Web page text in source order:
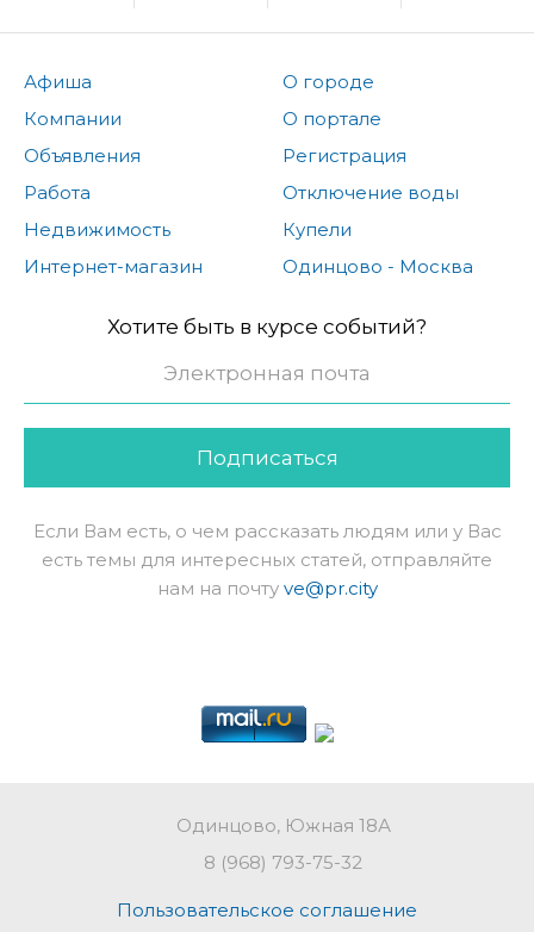
Афиша
Компании
Объявления
Работа
Недвижимость
Интернет-магазин
О городе
О портале
Регистрация
Отключение воды
Купели
Одинцово - Москва
Хотите быть в курсе событий?
Подписаться
Если Вам есть, о чем рассказать людям или у Вас
есть темы для интересных статей, отправляйте
нам на почту ve@pr.city
Одинцово, Южная 18А
8 (968) 793-75-32
Пользовательское соглашение